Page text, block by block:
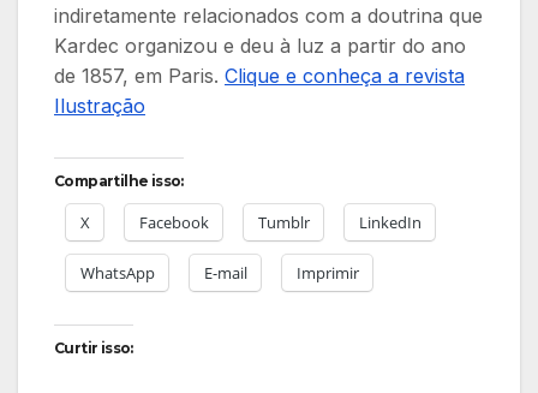
indiretamente relacionados com a doutrina que
Kardec organizou e deu à luz a partir do ano
de 1857, em Paris. Clique e conheça a revista
Ilustração
Compartilhe isso:
X Facebook Tumblr LinkedIn
WhatsApp E-mail Imprimir
Curtir isso: